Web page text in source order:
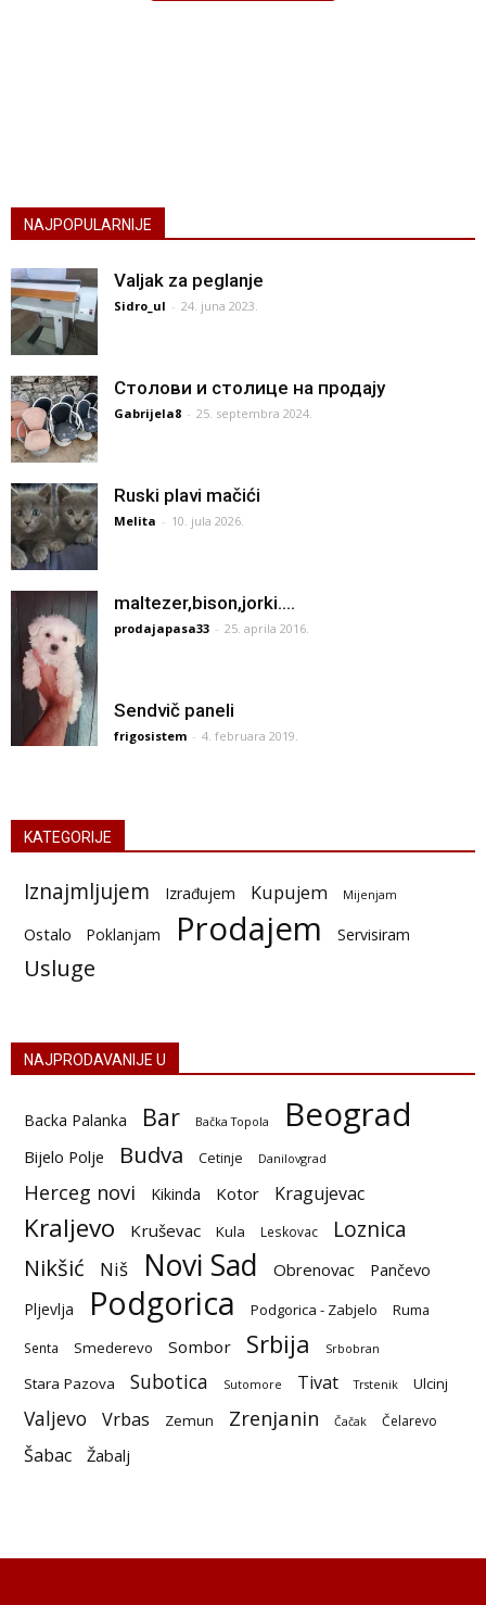
NAJPOPULARNIJE
Valjak za peglanje
Sidro_ul - 24. juna 2023.
Столови и столице на продају
Gabrijela8 - 25. septembra 2024.
Ruski plavi mačići
Melita - 10. jula 2026.
maltezer,bison,jorki….
prodajapasa33 - 25. aprila 2016.
Sendvič paneli
frigosistem - 4. februara 2019.
KATEGORIJE
Iznajmljujem Izrađujem Kupujem Mijenjam
Ostalo Poklanjam Prodajem Servisiram
Usluge
NAJPRODAVANIJE U
Backa Palanka Bar Bačka Topola Beograd
Bijelo Polje Budva Cetinje Danilovgrad
Herceg novi Kikinda Kotor Kragujevac
Kraljevo Kruševac Kula Leskovac Loznica
Nikšić Niš Novi Sad Obrenovac Pančevo
Pljevlja Podgorica Podgorica - Zabjelo Ruma
Senta Smederevo Sombor Srbija Srbobran
Stara Pazova Subotica Sutomore Tivat Trstenik Ulcinj
Valjevo Vrbas Zemun Zrenjanin Čačak Čelarevo
Šabac Žabalj